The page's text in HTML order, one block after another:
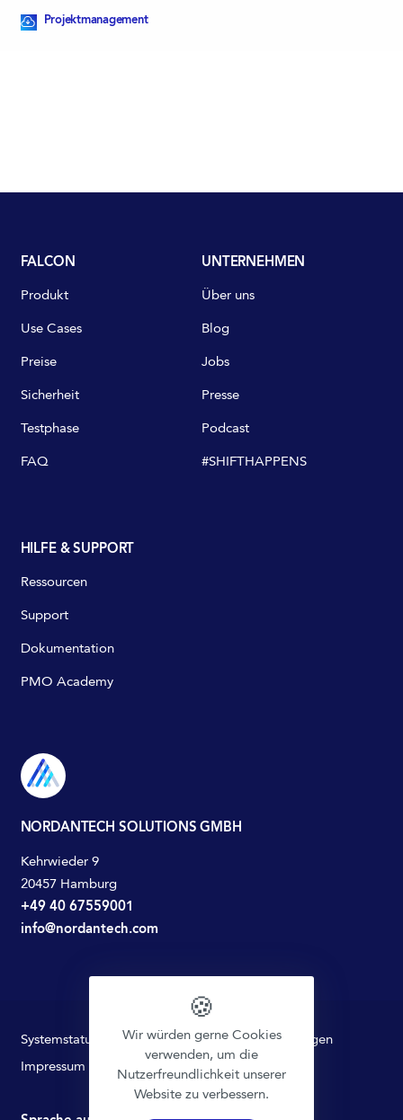
Dieser Blogpost beinhaltet eine herunterladbare Ressource
Projektmanagement
NORDANTECH SOLUTIONS GMBH
Kehrwieder 9
20457 Hamburg
+49 40 67559001
info@nordantech.com
FALCON
Produkt
Use Cases
Preise
Sicherheit
Testphase
FAQ
UNTERNEHMEN
Über uns
Blog
Jobs
Presse
Podcast
#SHIFTHAPPENS
HILFE & SUPPORT
Ressourcen
Support
Dokumentation
PMO Academy
Systemstatus Datenschutz
Nutzungsbedingungen
Impressum
🍪
Wir würden gerne Cookies
verwenden, um die
Nutzerfreundlichkeit unserer
Website zu verbessern.